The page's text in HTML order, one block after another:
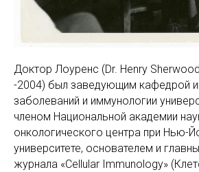
Доктор Лоуренс (Dr. Henry
-2004) был заведующим кафедрой
заболеваний и иммунологии
членом Национальной академии
онкологического центра при Нью-
университете, основателем и
журнала «Cellular Immunology»